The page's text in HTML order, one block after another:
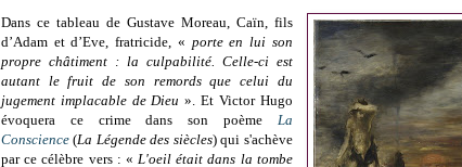
Dans ce tableau de Gustave Moreau, Caïn, fils
d’Adam et d’Eve, fratricide, « porte en lui son
propre châtiment : la culpabilité. Celle-ci est
autant le fruit de son remords que celui du
jugement implacable de Dieu ». Et Victor Hugo
évoquera ce crime dans son poème La
Conscience (La Légende des siècles) qui s'achève
par ce célèbre vers : «L'oeil était dans la tombe